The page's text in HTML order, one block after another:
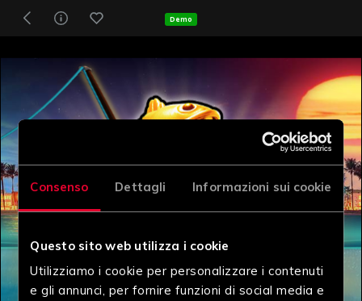
Consenso Dettagli Informazioni sui cookie
Questo sito web utilizza i cookie
Utilizziamo i cookie per personalizzare i contenuti
e gli annunci, per fornire funzioni di social media e
Demo